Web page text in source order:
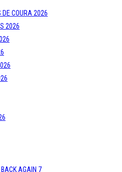
DE COURA 2026
2026
BACK AGAIN 7